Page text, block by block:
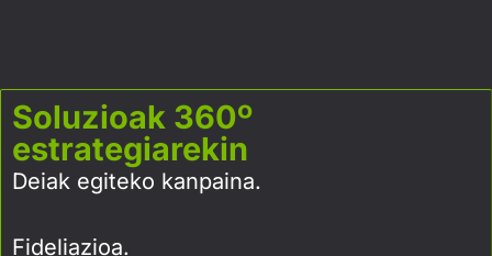
Soluzioak 360º
estrategiarekin
Deiak egiteko kanpaina.
Fideliazioa.